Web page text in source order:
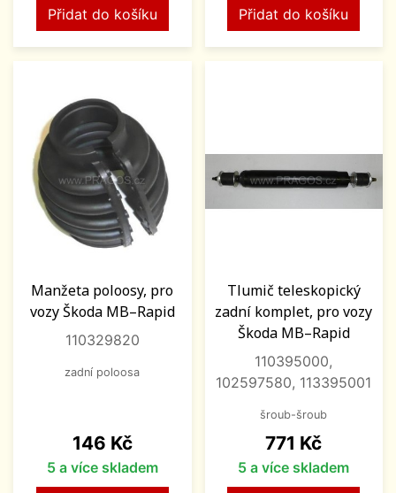
Přidat do košíku Přidat do košíku
Manžeta poloosy, pro
vozy Škoda MB–Rapid
110329820
zadní poloosa
Cena
146 Kč
5 a více skladem
Tlumič teleskopický
zadní komplet, pro vozy
Škoda MB–Rapid
110395000,
102597580, 113395001
šroub-šroub
Cena
771 Kč
5 a více skladem